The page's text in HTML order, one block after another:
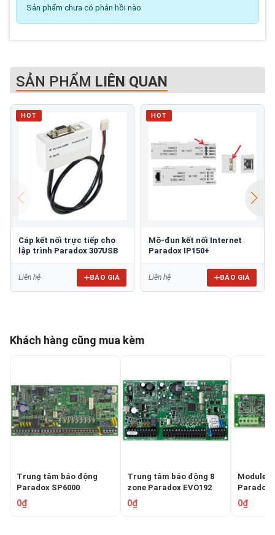
Sản phẩm chưa có phản hồi nào
SẢN PHẨM LIÊN QUAN
HOT
Cáp kết nối trực tiếp cho
lập trình Paradox 307USB
Liên hệ BÁO GIÁ
HOT
Mô-đun kết nối Internet
Paradox IP150+
Liên hệ BÁO GIÁ
Khách hàng cũng mua kèm
Trung tâm báo động
Paradox SP6000
0₫
Trung tâm báo động 8
zone Paradox EVO192
0₫
Module
Paradox
0₫